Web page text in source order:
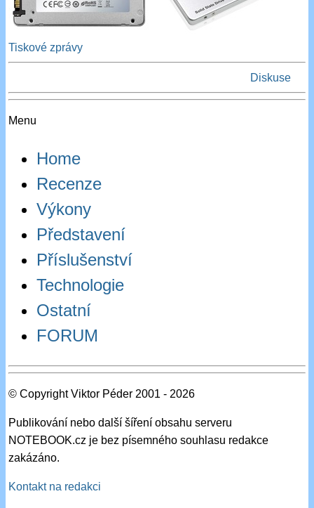
Tiskové zprávy
Diskuse
Menu
Home
Recenze
Výkony
Představení
Příslušenství
Technologie
Ostatní
FORUM
© Copyright Viktor Péder 2001 - 2026
Publikování nebo další šíření obsahu serveru
NOTEBOOK.cz je bez písemného souhlasu redakce
zakázáno.
Kontakt na redakci